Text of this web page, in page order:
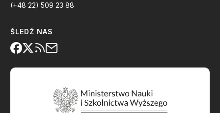
(+48 22) 509 23 88
ŚLEDŹ NAS